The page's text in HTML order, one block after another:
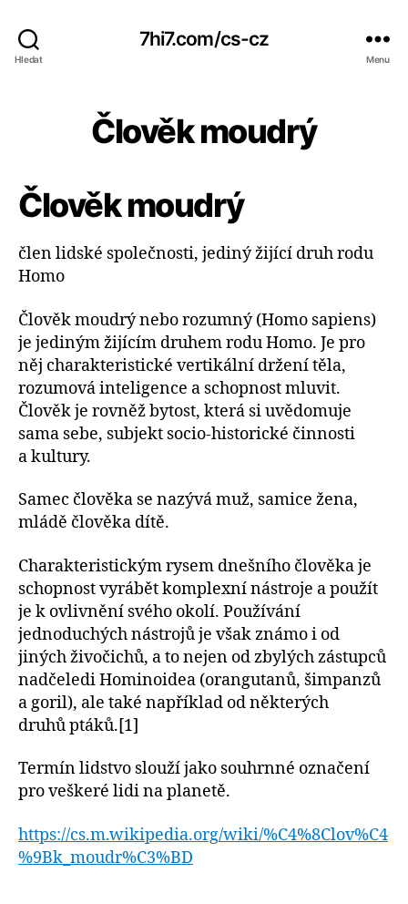
Hledat
7hi7.com/cs-cz
Menu
Člověk moudrý
Člověk moudrý
člen lidské společnosti, jediný žijící druh rodu
Homo
Člověk moudrý nebo rozumný (Homo sapiens)
je jediným žijícím druhem rodu Homo. Je pro
něj charakteristické vertikální držení těla,
rozumová inteligence a schopnost mluvit.
Člověk je rovněž bytost, která si uvědomuje
sama sebe, subjekt socio-historické činnosti
a kultury.
Samec člověka se nazývá muž, samice žena,
mládě člověka dítě.
Charakteristickým rysem dnešního člověka je
schopnost vyrábět komplexní nástroje a použít
je k ovlivnění svého okolí. Používání
jednoduchých nástrojů je však známo i od
jiných živočichů, a to nejen od zbylých zástupců
nadčeledi Hominoidea (orangutanů, šimpanzů
a goril), ale také například od některých
druhů ptáků.[1]
Termín lidstvo slouží jako souhrnné označení
pro veškeré lidi na planetě.
https://cs.m.wikipedia.org/wiki/%C4%8Clov%C4
%9Bk_moudr%C3%BD